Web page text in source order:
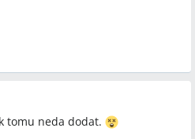
tomu neda dodat.